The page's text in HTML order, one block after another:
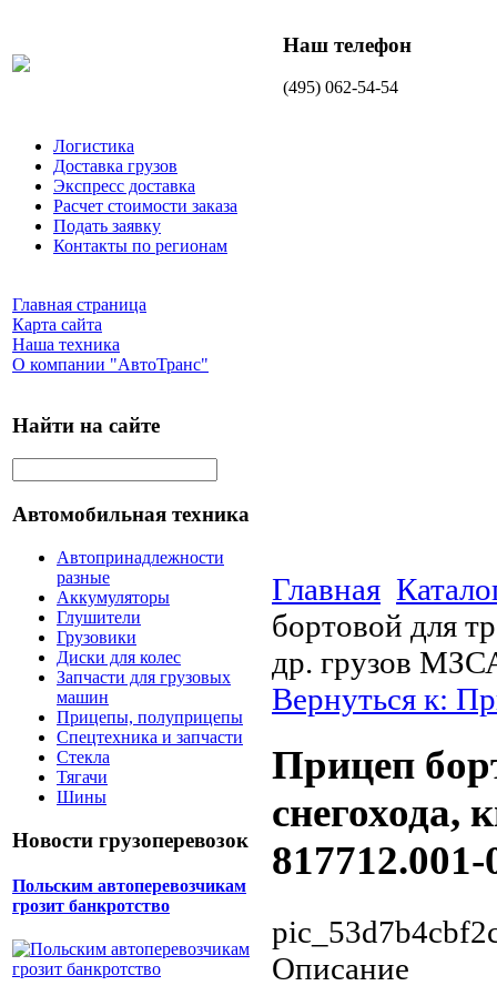
Наш телефон
(495) 062-54-54
Логистика
Доставка грузов
Экспресс доставка
Расчет стоимости заказа
Подать заявку
Контакты по регионам
Главная страница
Карта сайта
Наша техника
О компании "АвтоТранс"
Найти на сайте
Автомобильная техника
Автопринадлежности
разные
Аккумуляторы
Глушители
Грузовики
Диски для колес
Запчасти для грузовых
машин
Прицепы, полуприцепы
Спецтехника и запчасти
Стекла
Тягачи
Шины
Новости грузоперевозок
Польским автоперевозчикам
грозит банкротство
Главная
бортовой для
др. грузов
Вернуться к:
Прицеп
снегохода,
817712.001-
Описание